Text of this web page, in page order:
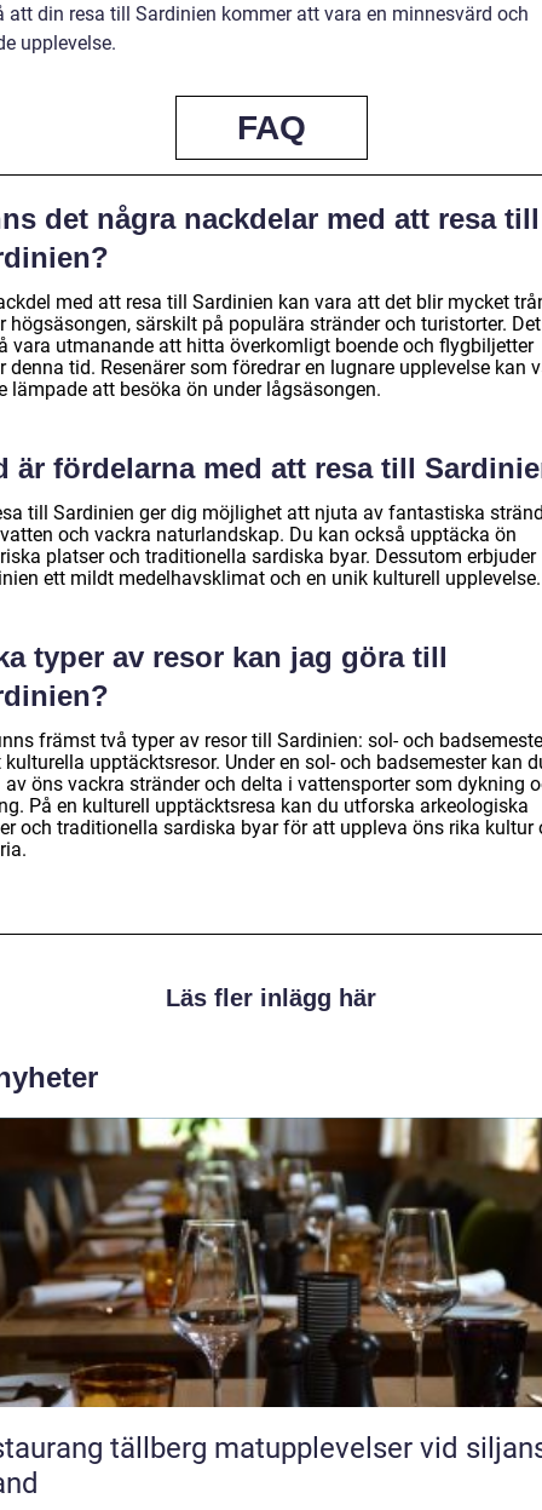
att din resa till Sardinien kommer att vara en minnesvärd och
upplevelse.
FAQ
det några nackdelar med att resa till
med att resa till Sardinien kan vara att det blir mycket
högsäsongen, särskilt på populära stränder och turistorter.
vara utmanande att hitta överkomligt boende och flygbiljetter
denna tid. Resenärer som föredrar en lugnare upplevelse kan
lämpade att besöka ön under lågsäsongen.
är fördelarna med att resa till
till Sardinien ger dig möjlighet att njuta av fantastiska
och vackra naturlandskap. Du kan också upptäcka ön
platser och traditionella sardiska byar. Dessutom erbjuder
ett mildt medelhavsklimat och en unik kulturell upplevelse.
typer av resor kan jag göra till
främst två typer av resor till Sardinien: sol- och
upptäcktsresor. Under en sol- och badsemester kan
av öns vackra stränder och delta i vattensporter som dykning
På en kulturell upptäcktsresa kan du utforska arkeologiska
och traditionella sardiska byar för att uppleva öns rika kultur
Läs fler inlägg här
tällberg matupplevelser vid siljans